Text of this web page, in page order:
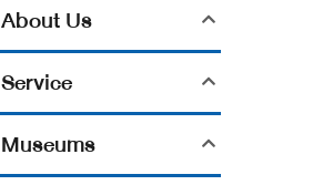
About Us
Service
Museums